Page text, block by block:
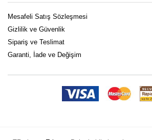
Mesafeli Satış Sözleşmesi
Gizlilik ve Güvenlik
Sipariş ve Teslimat
Garanti, İade ve Değişim